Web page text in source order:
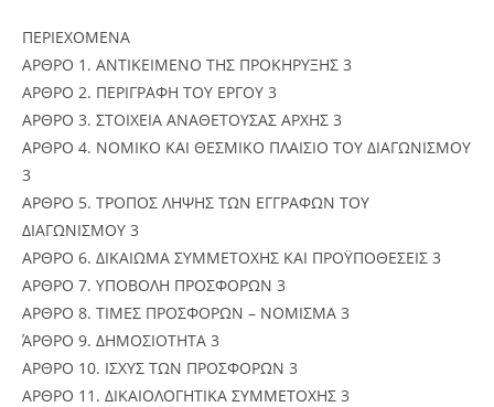
ΠΕΡΙΕΧΟΜΕΝΑ
ΑΡΘΡΟ 1. ΑΝΤΙΚΕIΜΕΝΟ ΤΗΣ ΠΡΟΚHΡΥΞΗΣ 3
ΑΡΘΡΟ 2. ΠΕΡΙΓΡΑΦΗ ΤΟΥ ΕΡΓΟΥ 3
ΑΡΘΡΟ 3. ΣΤΟΙΧΕΙΑ ΑΝΑΘΕΤΟΥΣΑΣ ΑΡΧΗΣ 3
ΑΡΘΡΟ 4. ΝΟΜΙΚΟ ΚΑΙ ΘΕΣΜΙΚΟ ΠΛΑΙΣΙΟ ΤΟΥ ΔΙΑΓΩΝΙΣΜΟΥ
3
ΑΡΘΡΟ 5. ΤΡΟΠΟΣ ΛΗΨΗΣ ΤΩΝ ΕΓΓΡΑΦΩΝ ΤΟΥ
ΔΙΑΓΩΝΙΣΜΟΥ 3
ΑΡΘΡΟ 6. ΔΙΚΑΙΩΜΑ ΣΥΜΜΕΤΟΧΗΣ ΚΑΙ ΠΡΟΫΠΟΘΕΣΕΙΣ 3
ΑΡΘΡΟ 7. ΥΠΟΒΟΛΗ ΠΡΟΣΦΟΡΩΝ 3
ΑΡΘΡΟ 8. ΤΙΜΕΣ ΠΡΟΣΦΟΡΩΝ – ΝΟΜΙΣΜΑ 3
ΆΡΘΡΟ 9. ΔΗΜΟΣΙΟΤΗΤΑ 3
ΑΡΘΡΟ 10. ΙΣΧYΣ ΤΩΝ ΠΡΟΣΦΟΡΩΝ 3
ΑΡΘΡΟ 11. ΔΙΚΑΙΟΛΟΓΗΤΙΚΑ ΣΥΜΜΕΤΟΧΗΣ 3